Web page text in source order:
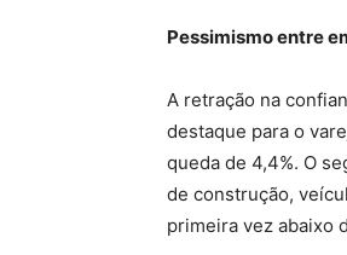
Pessimismo entre
A retração na
destaque para o
queda de 4,4%. O
de construção,
primeira vez abaixo